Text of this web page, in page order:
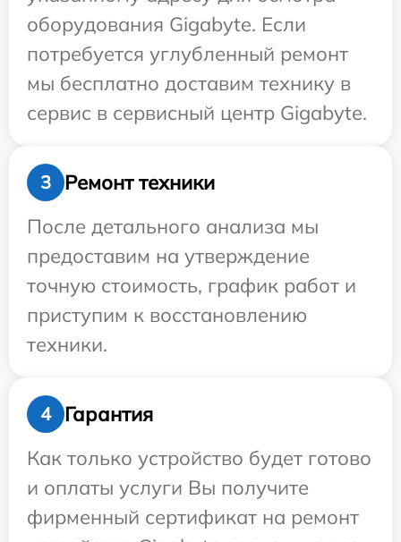
оборудования Gigabyte. Если
потребуется углубленный ремонт
мы бесплатно доставим технику в
сервис в сервисный центр Gigabyte.
3
Ремонт техники
После детального анализа мы
предоставим на утверждение
точную стоимость, график работ и
приступим к восстановлению
техники.
4
Гарантия
Как только устройство будет готово
и оплаты услуги Вы получите
фирменный сертификат на ремонт